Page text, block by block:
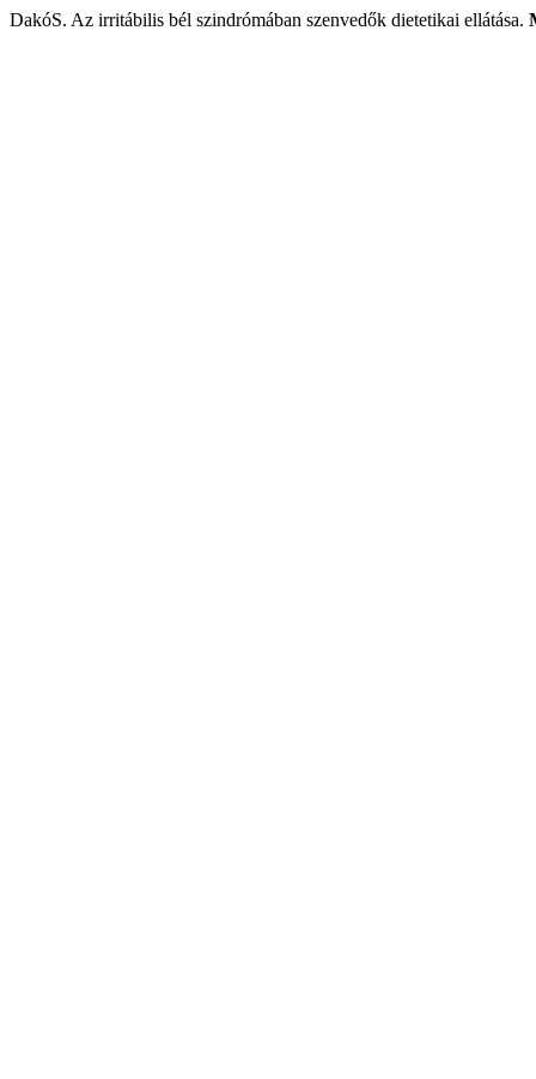
DakóS. Az irritábilis bél szindrómában szenvedők dietetikai ellátása.